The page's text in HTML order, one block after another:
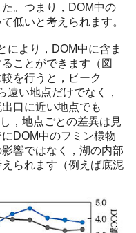
。つまり，DOM中の
低いと考えられます。
より，DOM中に含ま
ことができます（図
を行うと，ピーク
遠い地点だけでなく，
口に近い地点でも
，地点ごとの差異は見
DOM中のフミン様物
響ではなく，湖の内部
られます（例えば底泥